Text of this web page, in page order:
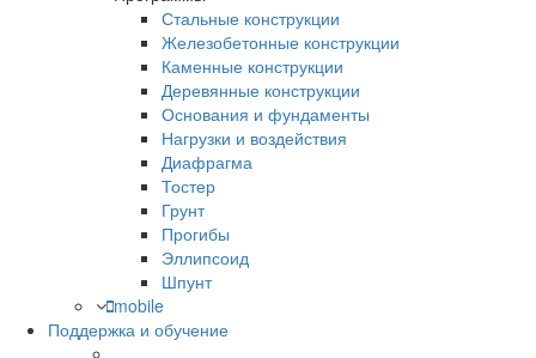
Стальные конструкции
Железобетонные конструкции
Каменные конструкции
Деревянные конструкции
Основания и фундаменты
Нагрузки и воздействия
Диафрагма
Тостер
Грунт
Прогибы
Эллипсоид
Шпунт
mobile
Поддержка и обучение